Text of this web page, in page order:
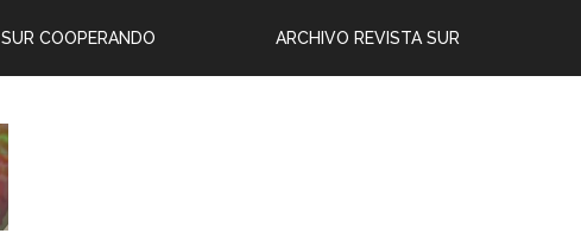
ARCHIVO REVISTA SUR
SUR COOPERANDO